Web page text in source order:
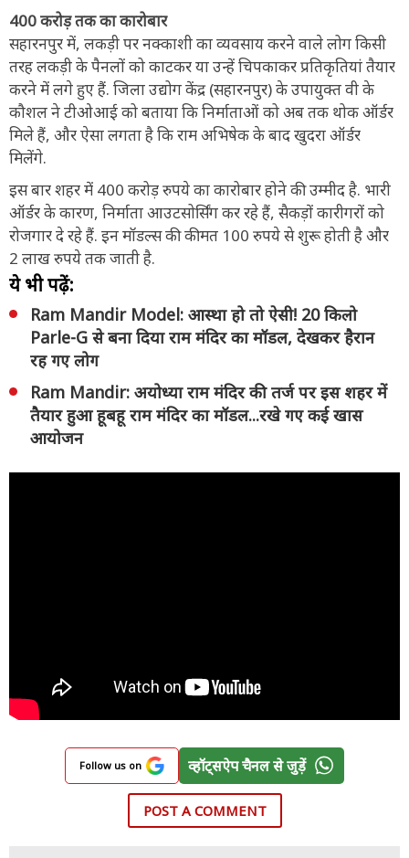
400 करोड़ तक का कारोबार
सहारनपुर में, लकड़ी पर नक्काशी का व्यवसाय करने वाले लोग किसी
तरह लकड़ी के पैनलों को काटकर या उन्हें चिपकाकर प्रतिकृतियां तैयार
करने में लगे हुए हैं. जिला उद्योग केंद्र (सहारनपुर) के उपायुक्त वी के
कौशल ने टीओआई को बताया कि निर्माताओं को अब तक थोक ऑर्डर
मिले हैं, और ऐसा लगता है कि राम अभिषेक के बाद खुदरा ऑर्डर
मिलेंगे.
इस बार शहर में 400 करोड़ रुपये का कारोबार होने की उम्मीद है. भारी
ऑर्डर के कारण, निर्माता आउटसोर्सिंग कर रहे हैं, सैकड़ों कारीगरों को
रोजगार दे रहे हैं. इन मॉडल्स की कीमत 100 रुपये से शुरू होती है और
2 लाख रुपये तक जाती है.
ये भी पढ़ें:
Ram Mandir Model: आस्था हो तो ऐसी! 20 किलो
Parle-G से बना दिया राम मंदिर का मॉडल, देखकर हैरान
रह गए लोग
Ram Mandir: अयोध्या राम मंदिर की तर्ज पर इस शहर में
तैयार हुआ हूबहू राम मंदिर का मॉडल...रखे गए कई खास
आयोजन
Follow us on व्हॉट्सऐप चैनल से जुड़ें
POST A COMMENT